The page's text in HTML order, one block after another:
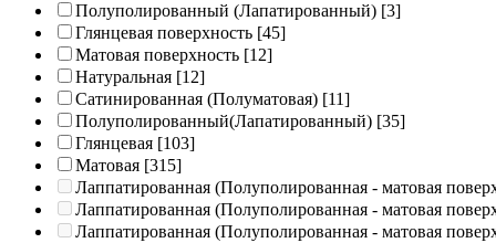
Полуполированный (Лапатированный) [3]
Глянцевая поверхность [45]
Матовая поверхность [12]
Натуральная [12]
Сатинированная (Полуматовая) [11]
Полуполированный(Лапатированный) [35]
Глянцевая [103]
Матовая [315]
Лаппатированная (Полуполированная - матовая
Лаппатированная (Полуполированная - матовая
Лаппатированная (Полуполированная - матовая